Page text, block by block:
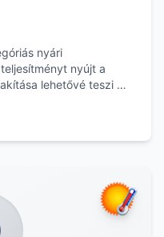
nyári
nyújt a
lehetővé teszi a